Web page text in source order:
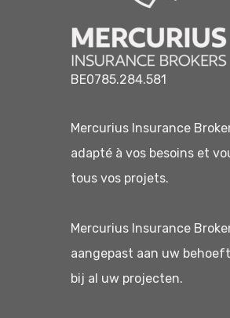
BE0785.284.581
Mercurius Insurance
adapté à vos besoins et
tous vos projets.
Mercurius Insurance
aangepast aan uw
bij al uw projecten.